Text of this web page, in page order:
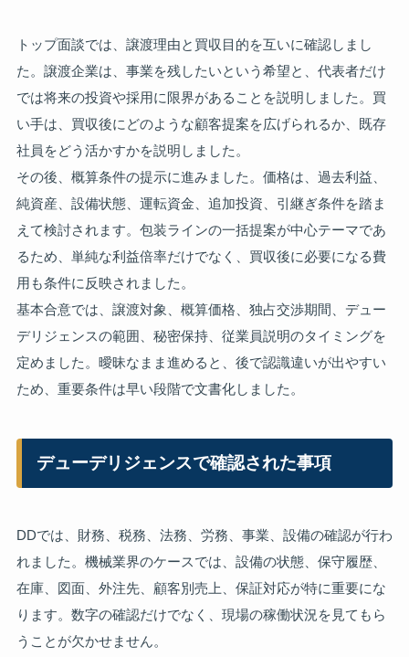
トップ面談では、譲渡理由と買収目的を互いに確認しまし
た。譲渡企業は、事業を残したいという希望と、代表者だけ
では将来の投資や採用に限界があることを説明しました。買
い手は、買収後にどのような顧客提案を広げられるか、既存
社員をどう活かすかを説明しました。
その後、概算条件の提示に進みました。価格は、過去利益、
純資産、設備状態、運転資金、追加投資、引継ぎ条件を踏ま
えて検討されます。包装ラインの一括提案が中心テーマであ
るため、単純な利益倍率だけでなく、買収後に必要になる費
用も条件に反映されました。
基本合意では、譲渡対象、概算価格、独占交渉期間、デュー
デリジェンスの範囲、秘密保持、従業員説明のタイミングを
定めました。曖昧なまま進めると、後で認識違いが出やすい
ため、重要条件は早い段階で文書化しました。
デューデリジェンスで確認された事項
DDでは、財務、税務、法務、労務、事業、設備の確認が行わ
れました。機械業界のケースでは、設備の状態、保守履歴、
在庫、図面、外注先、顧客別売上、保証対応が特に重要にな
ります。数字の確認だけでなく、現場の稼働状況を見てもら
うことが欠かせません。